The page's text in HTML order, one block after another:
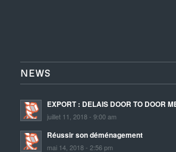
NEWS
EXPORT : DELAIS DOOR TO DOOR
juillet 11, 2018 - 9:00 am
Réussir son déménagement
mai 14, 2018 - 2:56 pm